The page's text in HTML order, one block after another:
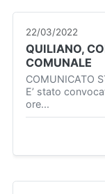
22/03/2022
QUILIANO,
COMUNALE
COMUNICATO
E’ stato
ore...